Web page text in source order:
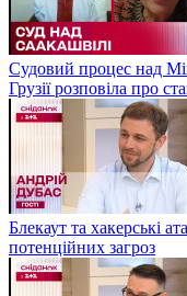
Судовий процес над
Грузії розповіла про
Блекаут та хакерські
потенційних загроз